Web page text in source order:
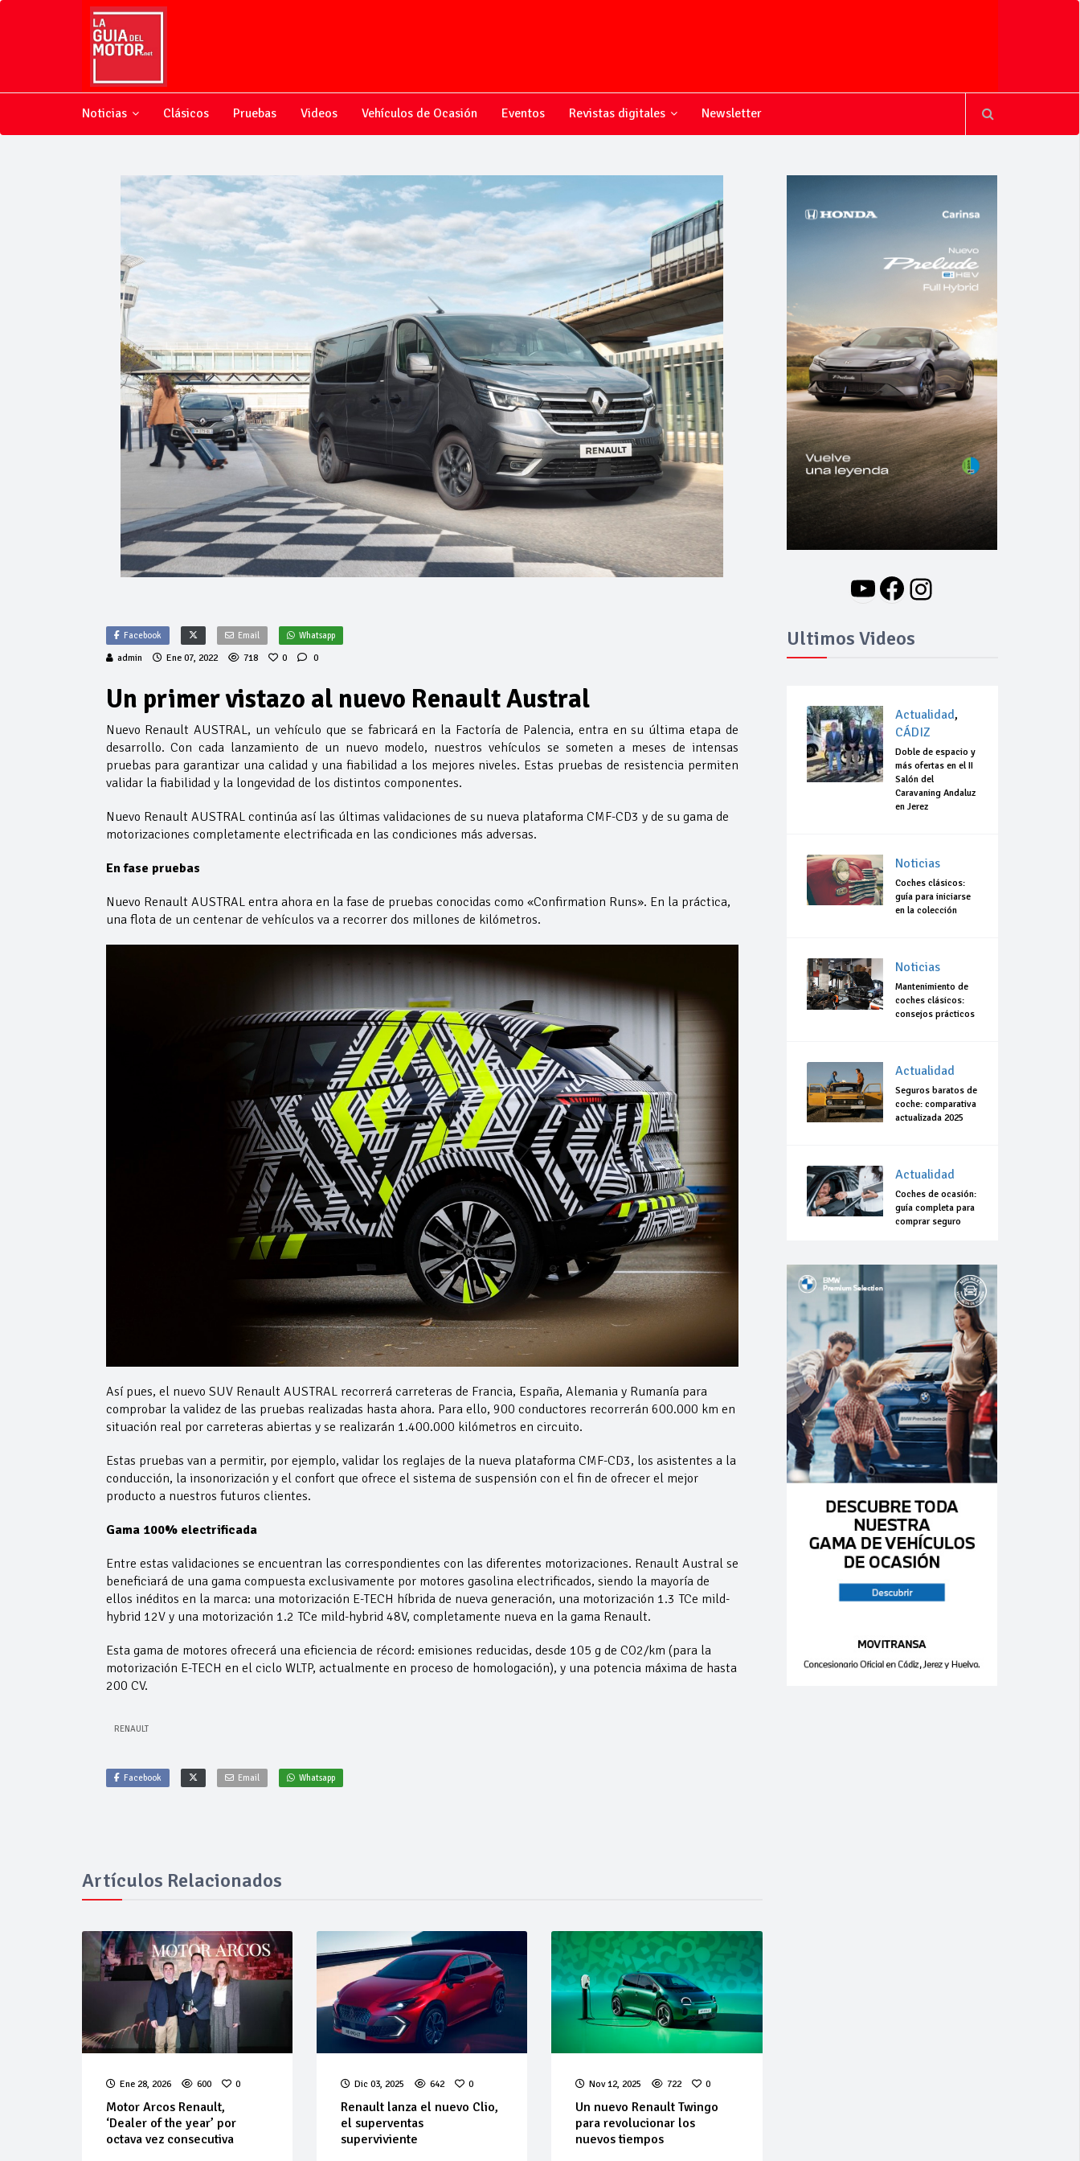
Noticias Clásicos Pruebas Videos Vehículos de Ocasión Eventos Revistas digitales Newsletter
Facebook Email Whatsapp
admin Ene 07, 2022 718 0 0
Un primer vistazo al nuevo Renault Austral
Nuevo Renault AUSTRAL, un vehículo que se fabricará en la Factoría de Palencia, entra en su última etapa de
desarrollo. Con cada lanzamiento de un nuevo modelo, nuestros vehículos se someten a meses de intensas
pruebas para garantizar una calidad y una fiabilidad a los mejores niveles. Estas pruebas de resistencia permiten
validar la fiabilidad y la longevidad de los distintos componentes.
Nuevo Renault AUSTRAL continúa así las últimas validaciones de su nueva plataforma CMF-CD3 y de su gama de
motorizaciones completamente electrificada en las condiciones más adversas.
En fase pruebas
Nuevo Renault AUSTRAL entra ahora en la fase de pruebas conocidas como «Confirmation Runs». En la práctica,
una flota de un centenar de vehículos va a recorrer dos millones de kilómetros.
Así pues, el nuevo SUV Renault AUSTRAL recorrerá carreteras de Francia, España, Alemania y Rumanía para
comprobar la validez de las pruebas realizadas hasta ahora. Para ello, 900 conductores recorrerán 600.000 km en
situación real por carreteras abiertas y se realizarán 1.400.000 kilómetros en circuito.
Estas pruebas van a permitir, por ejemplo, validar los reglajes de la nueva plataforma CMF-CD3, los asistentes a la
conducción, la insonorización y el confort que ofrece el sistema de suspensión con el fin de ofrecer el mejor
producto a nuestros futuros clientes.
Gama 100% electrificada
Entre estas validaciones se encuentran las correspondientes con las diferentes motorizaciones. Renault Austral se
beneficiará de una gama compuesta exclusivamente por motores gasolina electrificados, siendo la mayoría de
ellos inéditos en la marca: una motorización E-TECH híbrida de nueva generación, una motorización 1.3 TCe mild-
hybrid 12V y una motorización 1.2 TCe mild-hybrid 48V, completamente nueva en la gama Renault.
Esta gama de motores ofrecerá una eficiencia de récord: emisiones reducidas, desde 105 g de CO2/km (para la
motorización E-TECH en el ciclo WLTP, actualmente en proceso de homologación), y una potencia máxima de hasta
200 CV.
RENAULT
Facebook Email Whatsapp
Artículos Relacionados
Ene 28, 2026 600 0
Motor Arcos Renault,
‘Dealer of the year’ por
octava vez consecutiva
Dic 03, 2025 642 0
Renault lanza el nuevo Clio,
el superventas
superviviente
Nov 12, 2025 722 0
Un nuevo Renault Twingo
para revolucionar los
nuevos tiempos
YouTube
Facebook
Instagram
Ultimos Videos
Actualidad,
CÁDIZ
Doble de espacio y
más ofertas en el II
Salón del
Caravaning Andaluz
en Jerez
Noticias
Coches clásicos:
guía para iniciarse
en la colección
Noticias
Mantenimiento de
coches clásicos:
consejos prácticos
Actualidad
Seguros baratos de
coche: comparativa
actualizada 2025
Actualidad
Coches de ocasión:
guía completa para
comprar seguro